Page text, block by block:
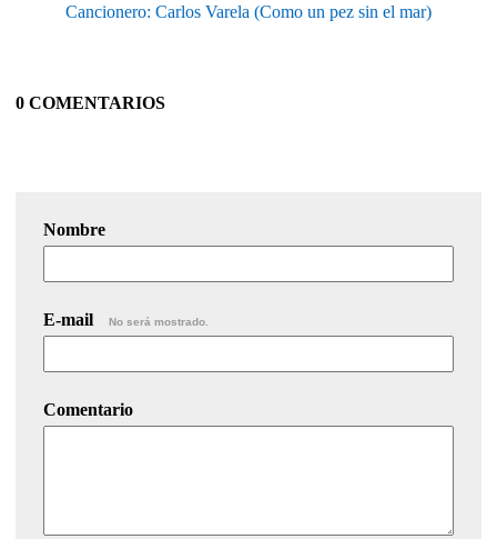
Cancionero: Carlos Varela (Como un pez sin el mar)
0 COMENTARIOS
Nombre
E-mail No será mostrado.
Comentario